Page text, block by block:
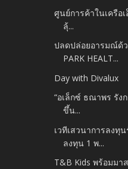
ศูนย์การค้าในเครือ
ลุ้...
ปลดปล่อยอารมณ์ด้ว
PARK HEALT...
Day with Divalux
“อเล็กซ์ ธณาพร รัง
ขึ้น...
เวทีเสวนาการลงทุ
ลงทุน 1 พ...
T&B Kids พร้อมมา